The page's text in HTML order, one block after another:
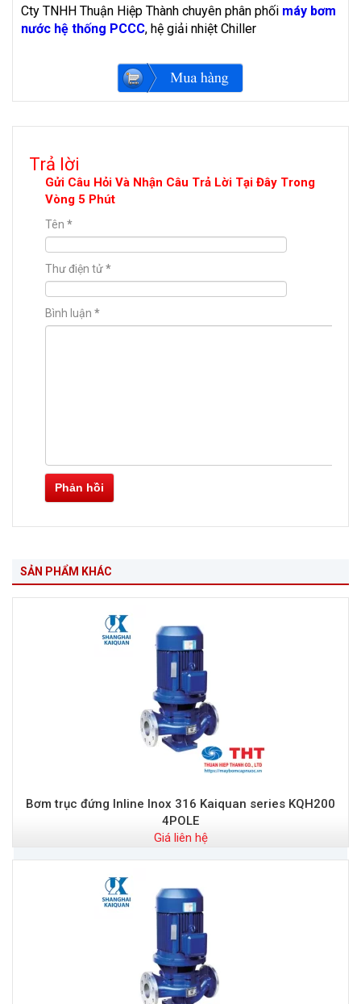
Cty TNHH Thuận Hiệp Thành chuyên phân phối máy bơm
nước hệ thống PCCC, hệ giải nhiệt Chiller
Trả lời
Gửi Câu Hỏi Và Nhận Câu Trả Lời Tại Đây Trong
Vòng 5 Phút
Tên *
Thư điện tử*
Bình luận *
Phản hồi
SẢN PHẨM KHÁC
Bơm trục đứng Inline Inox 316 Kaiquan series KQH200
4POLE
Giá liên hệ